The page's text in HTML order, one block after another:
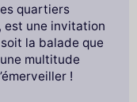
quartiers
est une invitation
la balade que
multitude
!